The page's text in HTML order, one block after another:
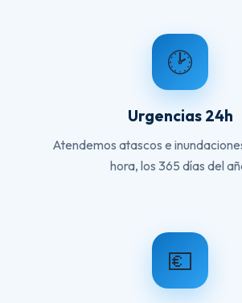
🕑
Urgencias 24h
Atendemos atascos e
hora, los 365 días del
💶